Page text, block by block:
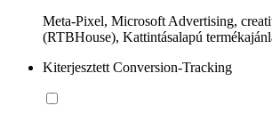
Meta-Pixel, Microsoft Advertising,
(RTBHouse), Kattintásalapú
Kiterjesztett Conversion-Tracking